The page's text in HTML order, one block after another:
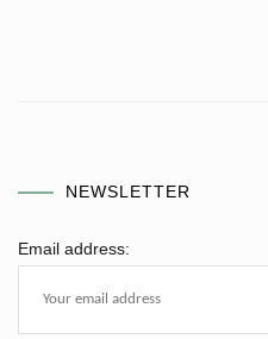
NEWSLETTER
Email address: